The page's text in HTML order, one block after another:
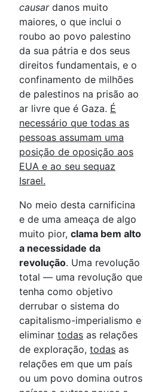
causardanos muito
maiores, o que inclui o
roubo ao povo palestino
da sua pátria e dos seus
direitos fundamentais, e o
confinamento de milhões
de palestinos na prisão ao
ar livre que é Gaza. É
necessário que todas as
pessoas assumam uma
posição de oposição aos
EUA e ao seu sequaz
Israel.
No meio desta carnificina
e de uma ameaça de algo
muito pior, clama bem alto
a necessidade da
revolução. Uma revolução
total — uma revolução que
tenha como objetivo
derrubar o sistema do
capitalismo-imperialismo e
eliminar todas as relações
de exploração, todas as
relações em que um país
ou um povo domina outros